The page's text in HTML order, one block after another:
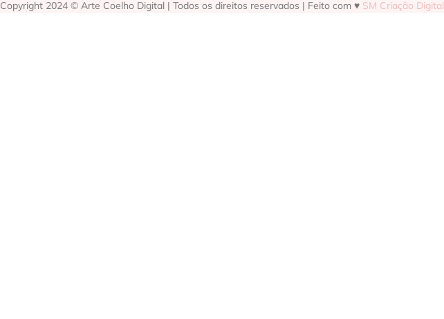
Copyright 2024 © Arte Coelho Digital | Todos os direitos reservados | Feito com ♥ SM Criação Digital